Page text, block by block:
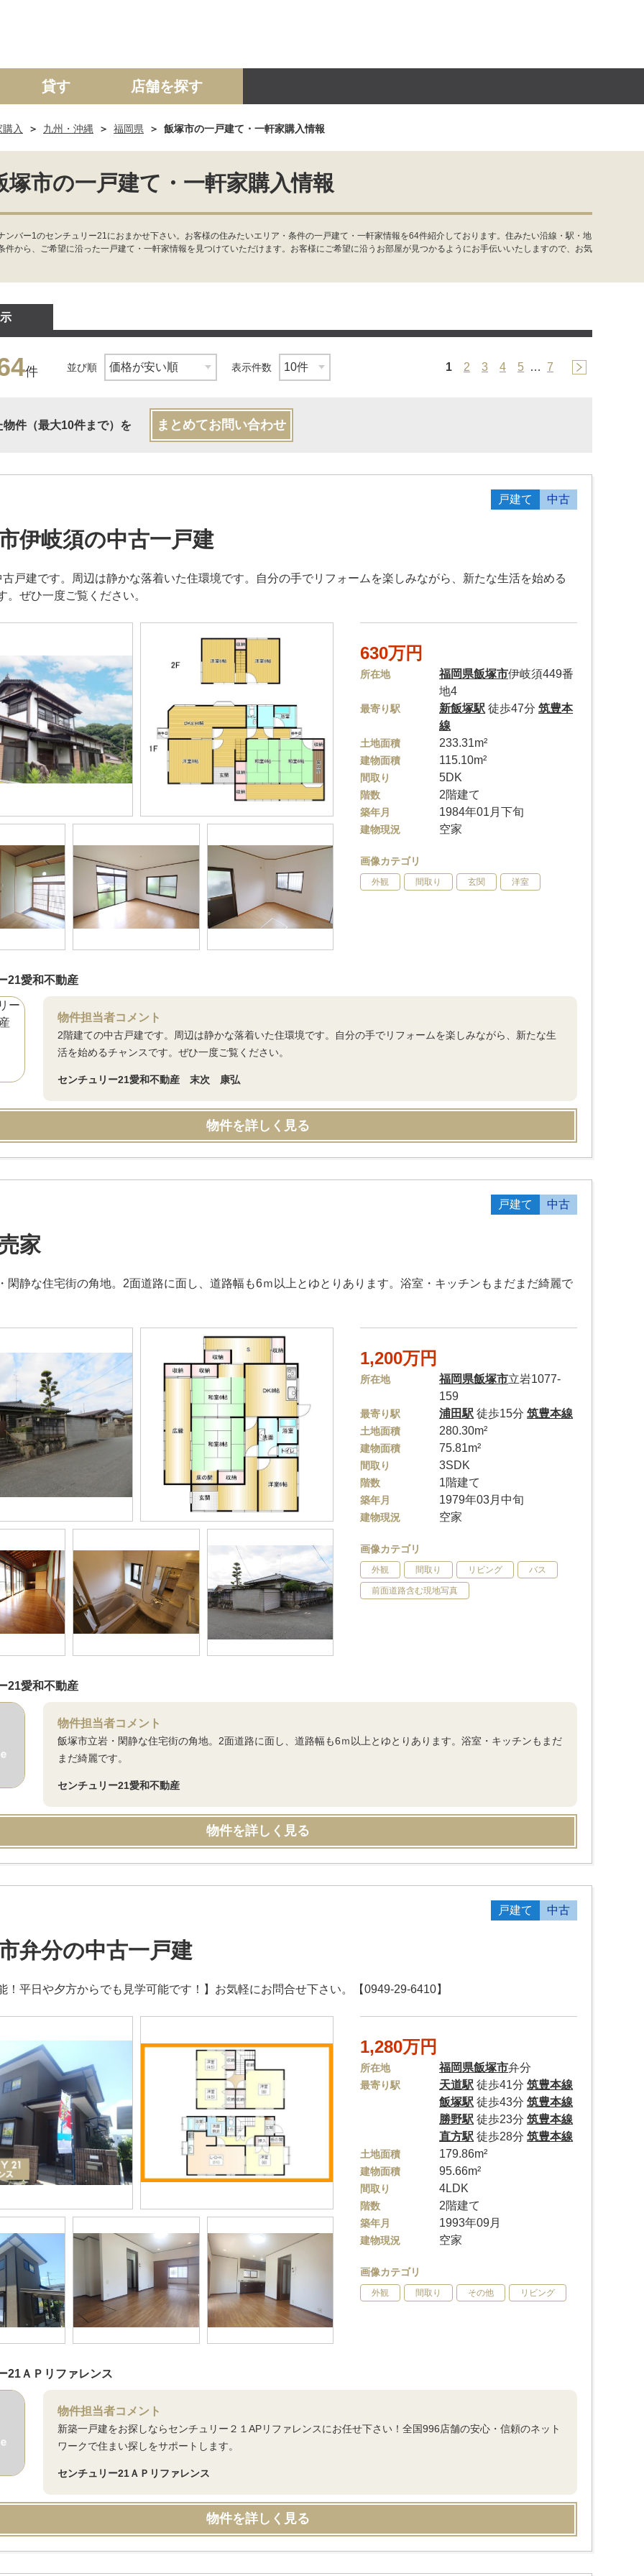
て マンション 土地 事業投資用
貸す 店舗を探す
入 九州・沖縄 福岡県 飯塚市の一戸建て・一軒家購入情報
塚市の一戸建て・一軒家購入情報
バー1のセンチュリー21におまかせ下さい。お客様の住みたいエリア・条件の一戸建て・一軒家情報を64件紹介しております。住みたい沿線・駅・地
から、ご希望に沿った一戸建て・一軒家情報を見つけていただけます。お客様にご希望に沿うお部屋が見つかるようにお手伝いいたしますので、お気
件 並び順 表示件数 1 2 3 4 5 … 7
件（最大10件まで）を まとめてお問い合わせ
戸建て 中古
伊岐須の中古一戸建
戸建です。周辺は静かな落着いた住環境です。自分の手でリフォームを楽しみながら、新たな生活を始める
。ぜひ一度ご覧ください。
630万円
所在地 福岡県飯塚市伊岐須449番
地4
最寄り駅 新飯塚駅 徒歩47分筑豊本
線
土地面積 233.31m²
建物面積 115.10m²
間取り 5DK
階数 2階建て
築年月 1984年01月下旬
建物現況 空家
画像カテゴリ
外観 間取り 玄関 洋室
21愛和不動産
物件担当者コメント
2階建ての中古戸建です。周辺は静かな落着いた住環境です。自分の手でリフォームを楽しみながら、新たな生
活を始めるチャンスです。ぜひ一度ご覧ください。
センチュリー21愛和不動産 末次 康弘
物件を詳しく見る
戸建て 中古
家
閑静な住宅街の角地。2面道路に面し、道路幅も6ｍ以上とゆとりあります。浴室・キッチンもまだまだ綺麗で
1,200万円
所在地 福岡県飯塚市立岩1077-
159
最寄り駅 浦田駅 徒歩15分筑豊本線
土地面積 280.30m²
建物面積 75.81m²
間取り 3SDK
階数 1階建て
築年月 1979年03月中旬
建物現況 空家
画像カテゴリ
外観 間取り リビング バス
前面道路含む現地写真
21愛和不動産
物件担当者コメント
飯塚市立岩・閑静な住宅街の角地。2面道路に面し、道路幅も6ｍ以上とゆとりあります。浴室・キッチンもまだ
まだ綺麗です。
センチュリー21愛和不動産
物件を詳しく見る
戸建て 中古
弁分の中古一戸建
！平日や夕方からでも見学可能です！】お気軽にお問合せ下さい。【0949-29-6410】
1,280万円
所在地 福岡県飯塚市弁分
最寄り駅 天道駅 徒歩41分筑豊本線
飯塚駅 徒歩43分筑豊本線
勝野駅 徒歩23分筑豊本線
直方駅 徒歩28分筑豊本線
土地面積 179.86m²
建物面積 95.66m²
間取り 4LDK
階数 2階建て
築年月 1993年09月
建物現況 空家
画像カテゴリ
外観 間取り その他 リビング
21ＡＰリファレンス
物件担当者コメント
新築一戸建をお探しならセンチュリー２１APリファレンスにお任せ下さい！全国996店舗の安心・信頼のネット
ワークで住まい探しをサポートします。
センチュリー21ＡＰリファレンス
物件を詳しく見る